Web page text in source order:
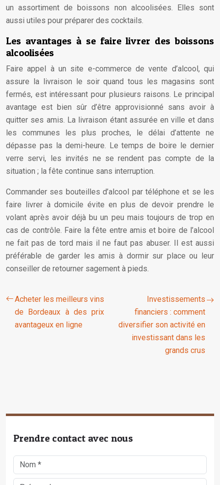
un assortiment de boissons non alcoolisées. Elles sont
aussi utiles pour préparer des cocktails.
Les avantages à se faire livrer des boissons
alcoolisées
Faire appel à un site e-commerce de vente d’alcool, qui
assure la livraison le soir quand tous les magasins sont
fermés, est intéressant pour plusieurs raisons. Le principal
avantage est bien sûr d’être approvisionné sans avoir à
quitter ses amis. La livraison étant assurée en ville et dans
les communes les plus proches, le délai d’attente ne
dépasse pas la demi-heure. Le temps de boire le dernier
verre servi, les invités ne se rendent pas compte de la
situation ; la fête continue sans interruption.
Commander ses bouteilles d’alcool par téléphone et se les
faire livrer à domicile évite en plus de devoir prendre le
volant après avoir déjà bu un peu mais toujours de trop en
cas de contrôle. Faire la fête entre amis et boire de l’alcool
ne fait pas de tord mais il ne faut pas abuser. Il est aussi
préférable de garder les amis à dormir sur place ou leur
conseiller de retourner sagement à pieds.
Acheter les meilleurs vins
de Bordeaux à des prix
avantageux en ligne
Investissements
financiers : comment
diversifier son activité en
investissant dans les
grands crus
Prendre contact avec nous